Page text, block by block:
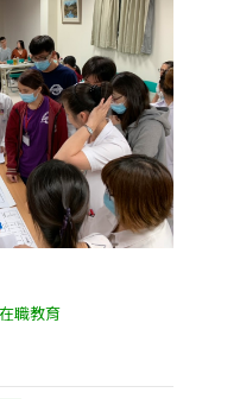
在職教育